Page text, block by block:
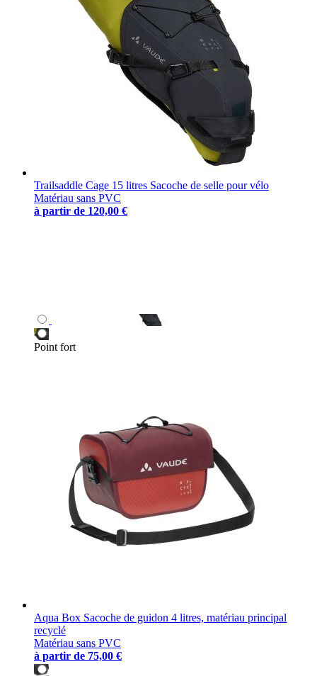
Trailsaddle Cage 15 litres Sacoche de selle pour vélo
Matériau sans PVC
à partir de 120,00 €
Point fort
Aqua Box Sacoche de guidon 4 litres, matériau principal
recyclé
Matériau sans PVC
à partir de 75,00 €